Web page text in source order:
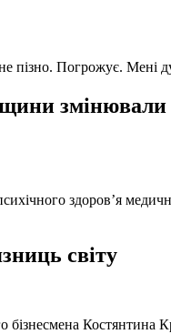
пізно. Погрожує. Мені
змінювали
здоров’я
світу
Костянтина